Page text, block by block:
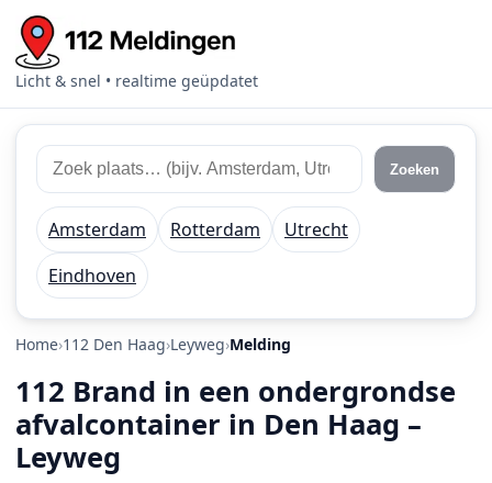
Licht & snel • realtime geüpdatet
Zoek 112 meldingen
Zoek plaats of regio Zoeken
Amsterdam Rotterdam
Utrecht
Eindhoven
Home 112 Den Haag Leyweg Melding
112 Brand in een ondergrondse
afvalcontainer in Den Haag –
Leyweg